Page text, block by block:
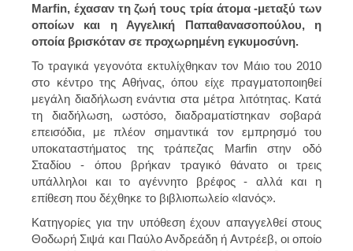
Marfin, έχασαν τη ζωή τους τρία άτομα -μεταξύ των
οποίων και η Αγγελική Παπαθανασοπούλου, η
οποία βρισκόταν σε προχωρημένη εγκυμοσύνη.
Το τραγικά γεγονότα εκτυλίχθηκαν τον Μάιο του 2010
στο κέντρο της Αθήνας, όπου είχε πραγματοποιηθεί
μεγάλη διαδήλωση ενάντια στα μέτρα λιτότητας. Κατά
τη διαδήλωση, ωστόσο, διαδραματίστηκαν σοβαρά
επεισόδια, με πλέον σημαντικά τον εμπρησμό του
υποκαταστήματος της τράπεζας Marfin στην οδό
Σταδίου - όπου βρήκαν τραγικό θάνατο οι τρεις
υπάλληλοι και το αγέννητο βρέφος - αλλά και η
επίθεση που δέχθηκε το βιβλιοπωλείο «Ιανός».
Κατηγορίες για την υπόθεση έχουν απαγγελθεί στους
Θοδωρή Σιψά και Παύλο Ανδρεάδη ή Αντρέεβ, οι οποίο